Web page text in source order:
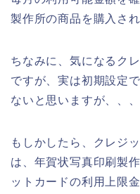
製作所の商品を購入さ
ちなみに、気になるク
ですが、実は初期設定
ないと思いますが、、、
もしかしたら、クレジ
は、年賀状写真印刷製
ットカードの利用上限